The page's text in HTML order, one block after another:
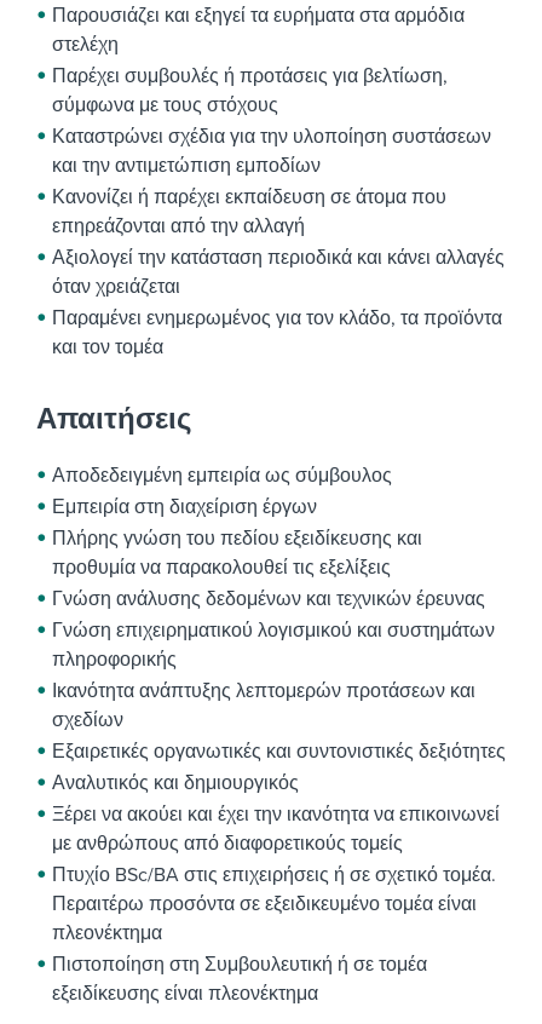
Παρουσιάζει και εξηγεί τα ευρήματα στα αρμόδια
στελέχη
Παρέχει συμβουλές ή προτάσεις για βελτίωση,
σύμφωνα με τους στόχους
Καταστρώνει σχέδια για την υλοποίηση συστάσεων
και την αντιμετώπιση εμποδίων
Κανονίζει ή παρέχει εκπαίδευση σε άτομα που
επηρεάζονται από την αλλαγή
Αξιολογεί την κατάσταση περιοδικά και κάνει αλλαγές
όταν χρειάζεται
Παραμένει ενημερωμένος για τον κλάδο, τα προϊόντα
και τον τομέα
Απαιτήσεις
Αποδεδειγμένη εμπειρία ως σύμβουλος
Εμπειρία στη διαχείριση έργων
Πλήρης γνώση του πεδίου εξειδίκευσης και
προθυμία να παρακολουθεί τις εξελίξεις
Γνώση ανάλυσης δεδομένων και τεχνικών έρευνας
Γνώση επιχειρηματικού λογισμικού και συστημάτων
πληροφορικής
Ικανότητα ανάπτυξης λεπτομερών προτάσεων και
σχεδίων
Εξαιρετικές οργανωτικές και συντονιστικές δεξιότητες
Αναλυτικός και δημιουργικός
Ξέρει να ακούει και έχει την ικανότητα να επικοινωνεί
με ανθρώπους από διαφορετικούς τομείς
Πτυχίο BSc/BA στις επιχειρήσεις ή σε σχετικό τομέα.
Περαιτέρω προσόντα σε εξειδικευμένο τομέα είναι
πλεονέκτημα
Πιστοποίηση στη Συμβουλευτική ή σε τομέα
εξειδίκευσης είναι πλεονέκτημα